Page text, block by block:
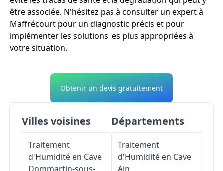
être associée. N'hésitez pas à consulter un expert à
Maffrécourt pour un diagnostic précis et pour
implémenter les solutions les plus appropriées à
votre situation.
Obtenir un devis gratuitement
Villes voisines
Traitement
d'Humidité en Cave
Dommartin-sous-
Départements
Traitement
d'Humidité en Cave
Ain